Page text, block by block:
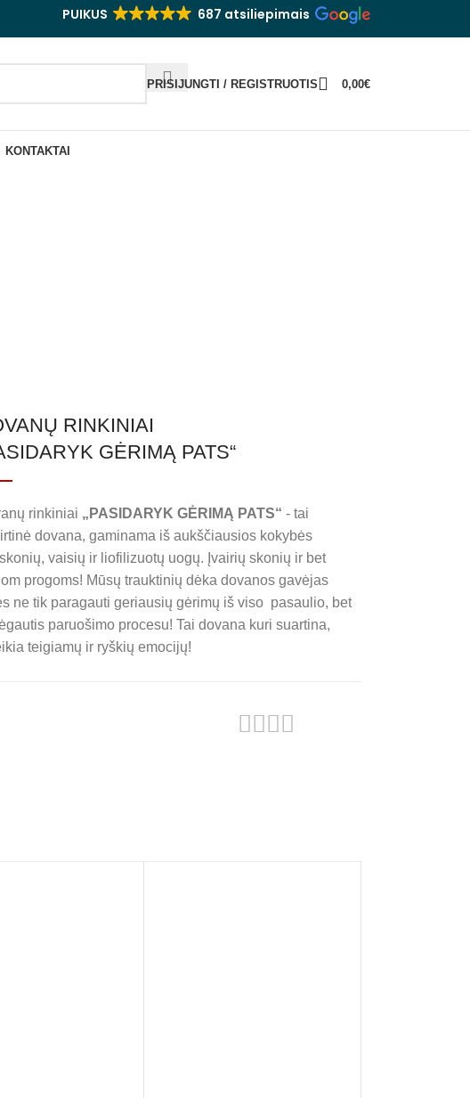
PUIKUS 687 atsiliepimais
PRISIJUNGTI / REGISTRUOTIS 0,00€
KONTAKTAI
RINKINIAI
GĖRIMĄ PATS“
rinkiniai „PASIDARYK GĖRIMĄ PATS“ - tai
dovana, gaminama iš aukščiausios kokybės
vaisių ir liofilizuotų uogų. Įvairių skonių ir bet
progoms! Mūsų trauktinių dėka dovanos gavėjas
ne tik paragauti geriausių gėrimų iš viso pasaulio, bet
paruošimo procesu! Tai dovana kuri suartina,
teigiamų ir ryškių emocijų!